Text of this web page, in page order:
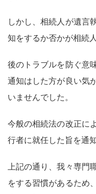
しかし、相続人が遺言
知をするか否かが相続
後のトラブルを防ぐ意
通知はした方が良い気
いませんでした。
今般の相続法の改正に
行者に就任した旨を通
上記の通り、我々専門
をする習慣があるため